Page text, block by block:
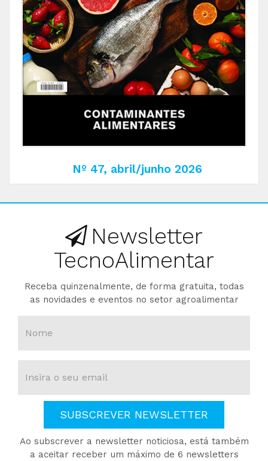
Nº 47, abril/junho 2026
Newsletter
TecnoAlimentar
Receba quinzenalmente, de forma gratuita, todas
as novidades e eventos no setor agroalimentar
SUBSCREVER NEWSLETTER
Ao subscrever a newsletter noticiosa, está também
a aceitar receber um máximo de 6 newsletters